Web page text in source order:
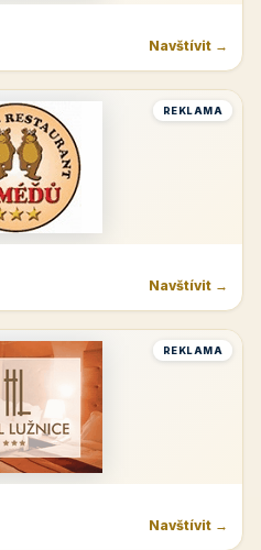
Navštívit →
REKLAMA
Navštívit →
REKLAMA
Navštívit →